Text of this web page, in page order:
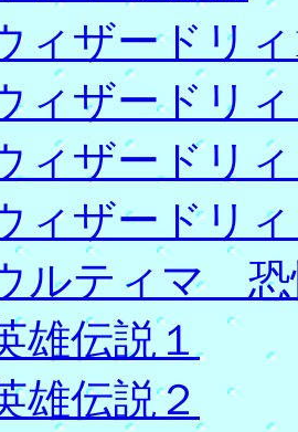
ィザードリ
ィザードリ
ィザードリ
ィザードリ
ルティマ 恐
雄伝説１
雄伝説２